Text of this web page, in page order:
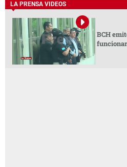
LA PRENSA VIDEOS
BCH